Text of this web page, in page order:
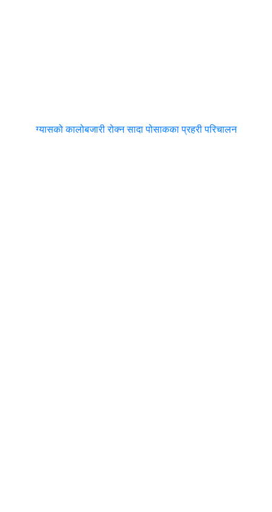
ग्यासको कालोबजारी रोक्न सादा पोसाकका प्रहरी परिचालन